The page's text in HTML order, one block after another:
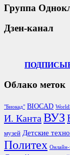
Группа
Дзен-канал
Облако меток
"Биокад" BIOCAD
И. КантаВУЗ
музей Детские
Политех Онлайн-